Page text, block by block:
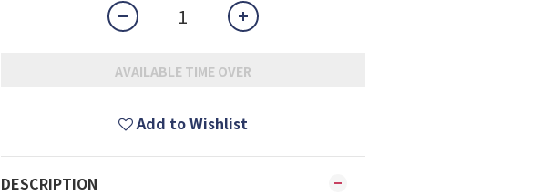
AVAILABLE TIME OVER
Add to Wishlist
DESCRIPTION